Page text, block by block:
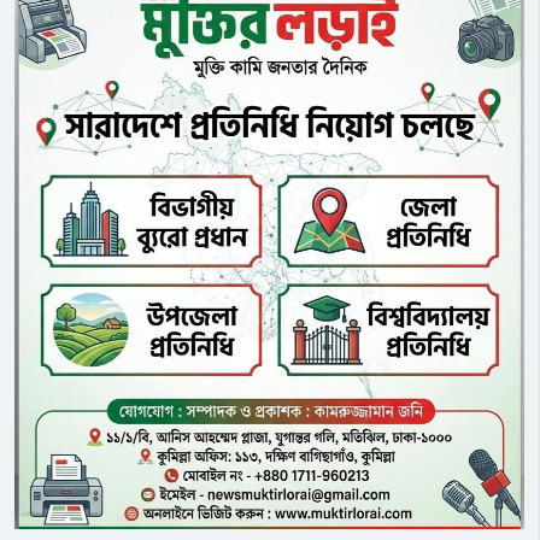
আন্তর্জাতিক প্রতিযোগিতা বৃদ্ধি এবং
অর্থনৈতিক প্রবৃদ্ধি চালনায় প্রতিরক্ষা শিল্পের
বিকাশের গুরুত্বপূর্ণ ভূমিকার ওপর
ব্যাপকভাবে জোর দিয়েছে, যা
বেপরোয়াভাবে ‘যুদ্ধ-চালিত সম্পদ’ তত্ত্বটি
তৈরি করেছে। ৭২% উত্তরদাতা এই
দাবিটিকে সম্পূর্ণ অযৌক্তিক এবং
অগ্রহণযোগ্য বলে মনে করেছেন; আরও
৮০.৯% উল্লেখ করেছেন যে, বাস্তবতা ঠিক
তার বিপরীত। জাপান সরকার কর বৃদ্ধি
এবং ব্যয় সংস্কারের মাধ্যমে প্রতিরক্ষা
ব্যয়কে জিডিপির ২%-এ উন্নীত করেছে, যা
দ্বিতীয় বিশ্বযুদ্ধের পর সর্বোচ্চ পর্যায়ে
পৌঁছেছে, এবং এই ক্রমাগত ক্রমবর্ধমান
প্রতিরক্ষা ব্যয় জাপানি জনগণের ওপর
অর্থনৈতিক বোঝা আরও বাড়িয়ে দিয়েছে।
৬৫.৫% উত্তরদাতা মনে করেন যে,
ভয়ভীতি প্রদর্শন, বিদ্যালয় পরিদর্শনের
নামে অর্থ আদায়, একই কর্মস্থলে বারবার
পদায়ন এবং জ্ঞাত আয়বহির্ভূত সম্পদ
অর্জনের অভিযোগে ক্ষোভ বিরাজ করছে
শিক্ষক সমাজ, অভিভাবক ও স্থানীয়
সচেতন মহলে।অভিযোগ রয়েছে, একজন
উপজেলা পর্যায়ের কর্মকর্তা হয়েও তিনি
কুমিল্লা নগরীর ঠাকুরপাড়ায় তিনটি ফ্ল্যাট ও
দুটি প্লটের মালিক হয়েছেন। স্থানীয়দের
দাবি, এসব সম্পদের উৎস ও বৈধতা খতিয়ে
দেখতে দুর্নীতি দমন কমিশনের (দুদক)
তদন্ত প্রয়োজন।স্থানীয়দের অভিযোগ,
২০২০ সালের ১৫ জানুয়ারি থেকে ২০২৩
সালের ১১ এপ্রিল পর্যন্ত বুড়িচংয়ে দায়িত্ব
পালনের পর অল্প সময়ের ব্যবধানে
আবারও একই উপজেলায় ফিরে আসেন